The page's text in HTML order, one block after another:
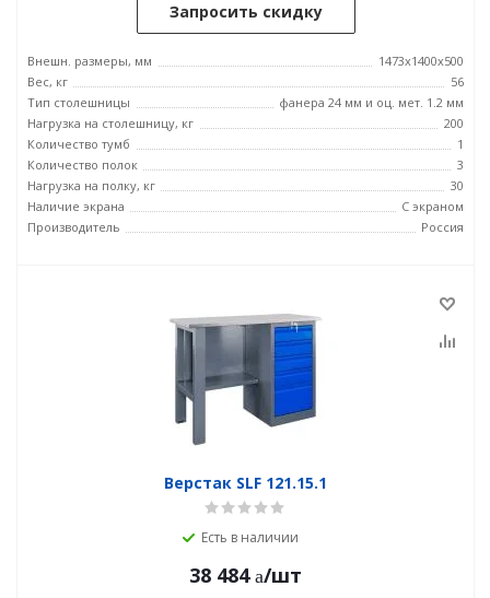
Запросить скидку
Внешн. размеры, мм
1473x1400x500
Вес, кг
56
Тип столешницы
фанера 24 мм и оц. мет. 1.2 мм
Нагрузка на столешницу, кг
200
Количество тумб
1
Количество полок
3
Нагрузка на полку, кг
30
Наличие экрана
С экраном
Производитель
Россия
Верстак SLF 121.15.1
Есть в наличии
38 484 /шт